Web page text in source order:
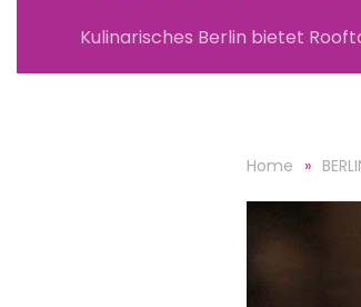
Kulinarisches Berlin bietet
Home